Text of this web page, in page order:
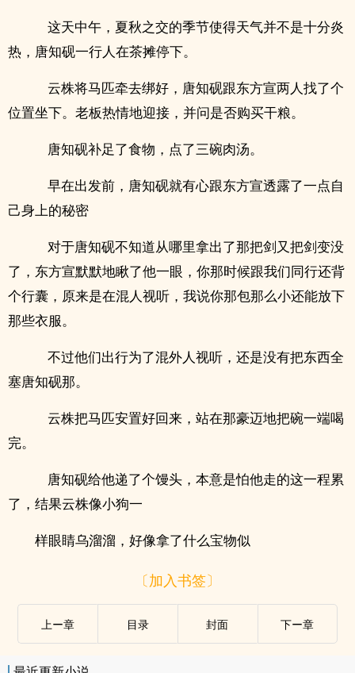
这天中午，夏秋之交的季节使得天气并不是十分炎
热，唐知砚一行人在茶摊停下。
云株将马匹牵去绑好，唐知砚跟东方宣两人找了个
位置坐下。老板热情地迎接，并问是否购买干粮。
唐知砚补足了食物，点了三碗肉汤。
早在出发前，唐知砚就有心跟东方宣透露了一点自
己身上的秘密
对于唐知砚不知道从哪里拿出了那把剑又把剑变没
了，东方宣默默地瞅了他一眼，你那时候跟我们同行还背
个行囊，原来是在混人视听，我说你那包那么小还能放下
那些衣服。
不过他们出行为了混外人视听，还是没有把东西全
塞唐知砚那。
云株把马匹安置好回来，站在那豪迈地把碗一端喝
完。
唐知砚给他递了个馒头，本意是怕他走的这一程累
了，结果云株像小狗一
样眼睛乌溜溜，好像拿了什么宝物似
〔加入书签〕
上ー章 目录 封面 下ー章